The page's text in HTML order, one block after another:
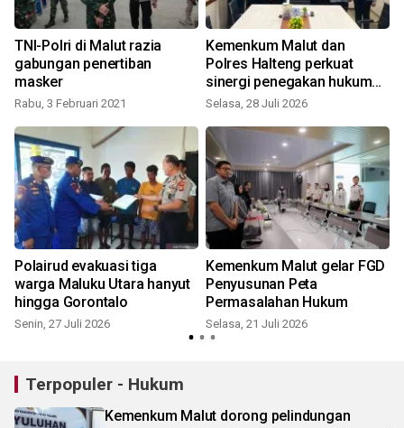
TNI-Polri di Malut razia
gabungan penertiban
masker
Rabu, 3 Februari 2021
Kemenkum Malut dan
Polres Halteng perkuat
sinergi penegakan hukum
kekayaan intelektual
Selasa, 28 Juli 2026
Polairud evakuasi tiga
warga Maluku Utara hanyut
hingga Gorontalo
Senin, 27 Juli 2026
Kemenkum Malut gelar FGD
Penyusunan Peta
Permasalahan Hukum
Selasa, 21 Juli 2026
Terpopuler - Hukum
Kemenkum Malut dorong pelindungan